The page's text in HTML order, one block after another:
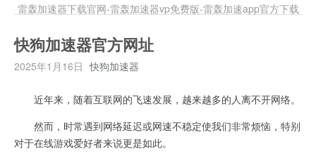
雷轰加速器下载官网-雷轰加速器vp免费版-雷轰加速app官方下载
快狗加速器官方网址
2025年1月16日 快狗加速器
近年来，随着互联网的飞速发展，越来越多的人离不开网络。
然而，时常遇到网络延迟或网速不稳定使我们非常烦恼，特别
对于在线游戏爱好者来说更是如此。